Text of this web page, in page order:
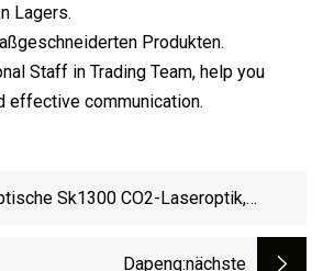
Lagers.
Produkten.
Staff in Trading Team, help you
effective communication.
Sk1300 CO2-Laseroptik,
Dapeng:nächste